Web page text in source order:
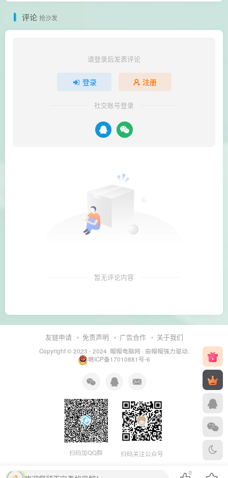
评论 抢沙发
请登录后发表评论
登录 注册
社交账号登录
暂无评论内容
友链申请 免责声明 广告合作 关于我们
Copyright © 2023 - 2024· 帽帽电脑网 · 由帽帽强力驱动.
赣ICP备17010881号-6
扫码加QQ群 扫码关注公众号
0